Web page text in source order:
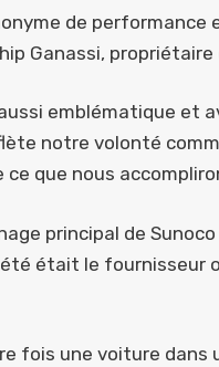
de performance
Ganassi, propriétaire
emblématique et
notre volonté
que nous
principal de
était le fournisseur
fois une voiture